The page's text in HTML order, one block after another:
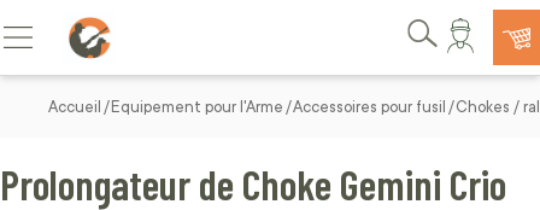
Allez au contenu
Basculer la navigation
Rechercher
Accueil Equipement pour l'Arme Accessoires pour fusil Chokes /
Prolongateur de Choke Gemini Crio